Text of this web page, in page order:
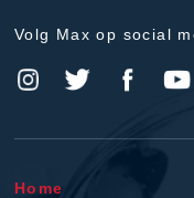
Volg Max op social
Home